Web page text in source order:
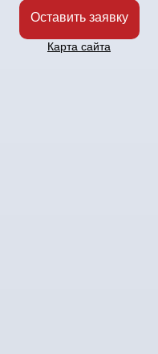
Оставить заявку
Карта сайта